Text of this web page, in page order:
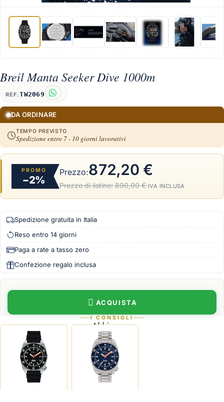
Breil Manta Seeker Dive 1000m
REF.TW2069
DA ORDINARE
TEMPO PREVISTO
Spedizione entro 7 - 10 giorni lavorativi
PROMO
−2%
Prezzo:872,20 €
Prezzo di listino:890,00 €·IVA INCLUSA
Spedizione gratuita in Italia
Reso entro 14 giorni
Paga a rate a tasso zero
Confezione regalo inclusa
ACQUISTA
I CONSIGLI
Abbina con
Breil Manta Seeker AutomaticoBreil Manta Seeker Automatico